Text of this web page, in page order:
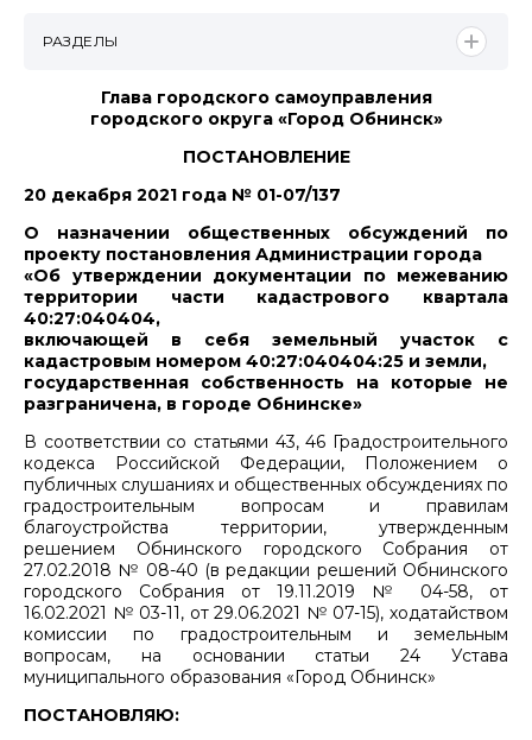
Глава городского самоуправления
городского округа «Город Обнинск»
ПОСТАНОВЛЕНИЕ
20 декабря 2021 года № 01-07/137
О назначении общественных обсуждений по
проекту постановления Администрации города
«Об утверждении документации по межеванию
территории части кадастрового квартала
40:27:040404,
включающей в себя земельный участок с
кадастровым номером 40:27:040404:25 и земли,
государственная собственность на которые не
разграничена, в городе Обнинске»
В соответствии со статьями 43, 46 Градостроительного
кодекса Российской Федерации, Положением о
публичных слушаниях и общественных обсуждениях по
градостроительным вопросам и правилам
благоустройства территории, утвержденным
решением Обнинского городского Собрания от
27.02.2018 № 08-40 (в редакции решений Обнинского
городского Собрания от 19.11.2019 № 04-58, от
16.02.2021 № 03-11, от 29.06.2021 № 07-15), ходатайством
комиссии по градостроительным и земельным
вопросам, на основании статьи 24 Устава
муниципального образования «Город Обнинск»
ПОСТАНОВЛЯЮ:
РАЗДЕЛЫ